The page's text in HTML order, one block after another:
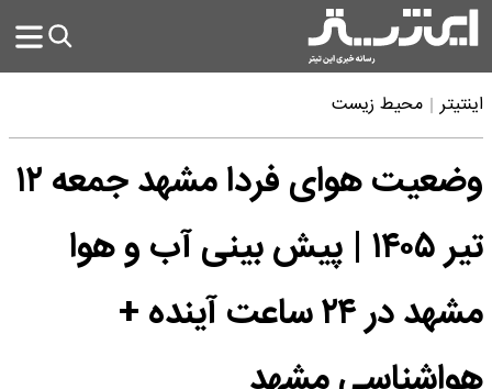
اینتیتر محیط زیست
وضعیت هوای فردا مشهد جمعه ۱۲
تیر ۱۴۰۵ | پیش بینی آب و هوا
مشهد در ۲۴ ساعت آینده +